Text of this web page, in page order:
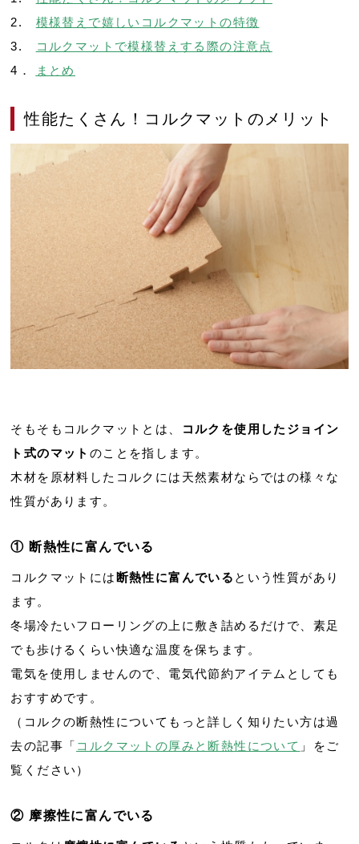
2. 模様替えで嬉しいコルクマットの特徴
3.
コルクマットで模様替えする際の注意点
4．
まとめ
性能たくさん！コルクマットのメリット
そもそもコルクマットとは、
コルクを使用したジョイン
ト式のマット のことを指します。
木材を原材料したコルクには天然素材ならではの様々な
性質があります。
① 断熱性に富んでいる
コルクマットには 断熱性に富んでいる という性質があり
ます。
冬場冷たいフローリングの上に敷き詰めるだけで、素足
でも歩けるくらい快適な温度を保ちます。
電気を使用しませんので、電気代節約アイテムとしても
おすすめです。
（コルクの断熱性についてもっと詳しく知りたい方は過
去の記事「 コルクマットの厚みと断熱性について 」をご
覧ください）
② 摩擦性に富んでいる